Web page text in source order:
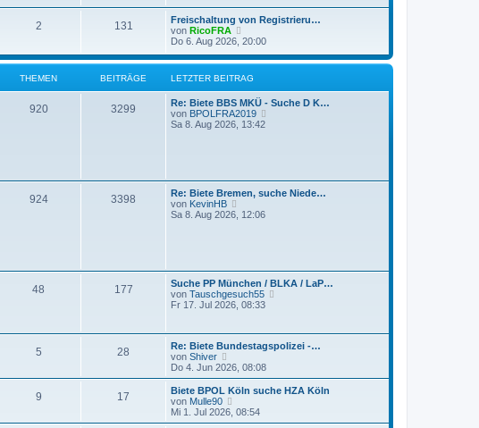
s
t
e
r
B
e
i
t
r
a
2 131
Freischaltung von Registrieru…
von RicoFRA
e
e
t
e
r
B
e
g
Do 6. Aug 2026, 20:00
THEMEN BEITRÄGE LETZTER BEITRAG
920 3299
Re: Biete BBS MKÜ - Suche D K…
von BPOLFRA2019
B
Sa 8. Aug 2026, 13:42
924 3398
Re: Biete Bremen, suche Niede…
von KevinHB
e
B
e
i
r
a
g
Sa 8. Aug 2026, 12:06
48 177
Suche PP München / BLKA / LaP…
von Tauschgesuch55
s
t
B
e
r
Fr 17. Jul 2026, 08:33
5 28
Re: Biete Bundestagspolizei -…
von Shiver
e
u
e
s
t
e
Do 4. Jun 2026, 08:08
9 17
Biete BPOL Köln suche HZA Köln
von Mulle90
e
u
Mi 1. Jul 2026, 08:54